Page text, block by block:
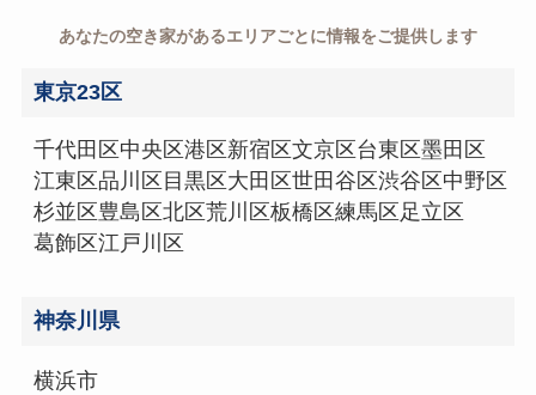
あなたの空き家があるエリアごとに情報をご提供します
東京23区
千代田区 中央区港区 新宿区文京区 台東区墨田区
江東区 品川区 目黒区 大田区世田谷区渋谷区 中野区
杉並区 豊島区北区荒川区板橋区練馬区 足立区
葛飾区江戸川区
神奈川県
横浜市